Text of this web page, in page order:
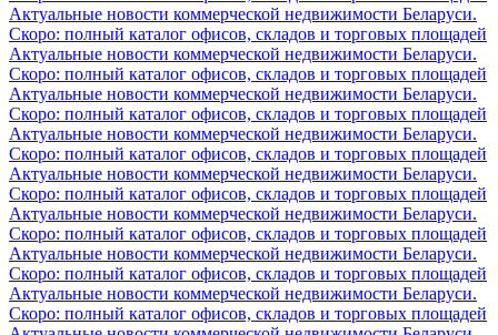
Актуальные новости коммерческой недвижимости Беларуси.
Скоро: полный каталог офисов, складов и торговых площадей
Актуальные новости коммерческой недвижимости Беларуси.
Скоро: полный каталог офисов, складов и торговых площадей
Актуальные новости коммерческой недвижимости Беларуси.
Скоро: полный каталог офисов, складов и торговых площадей
Актуальные новости коммерческой недвижимости Беларуси.
Скоро: полный каталог офисов, складов и торговых площадей
Актуальные новости коммерческой недвижимости Беларуси.
Скоро: полный каталог офисов, складов и торговых площадей
Актуальные новости коммерческой недвижимости Беларуси.
Скоро: полный каталог офисов, складов и торговых площадей
Актуальные новости коммерческой недвижимости Беларуси.
Скоро: полный каталог офисов, складов и торговых площадей
Актуальные новости коммерческой недвижимости Беларуси.
Скоро: полный каталог офисов, складов и торговых площадей